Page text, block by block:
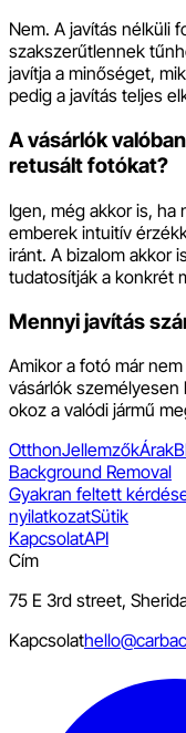
Nem. A javítás nélküli
szakszerűtlennek
javítja a minőséget,
pedig a javítás teljes
A vásárlók
retusált fotókat?
Igen, még akkor is,
emberek intuitív
iránt. A bizalom akkor
tudatosítják a konkrét
Mennyi javítás
Amikor a fotó már
vásárlók személyesen
okoz a valódi jármű
OtthonJellemzőkÁrak
Background Removal
Gyakran feltett
nyilatkozatSütik
KapcsolatAPI
Cím
75 E 3rd street,
Kapcsolat